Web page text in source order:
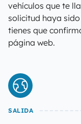
vehículos que te
solicitud haya
tienes que
página web.
SALIDA